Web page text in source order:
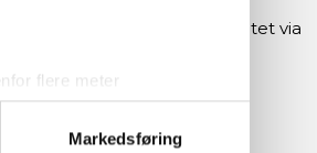
flere meter
hvordan de skal brukes.
Markedsføring
justering av treningsintensitet via